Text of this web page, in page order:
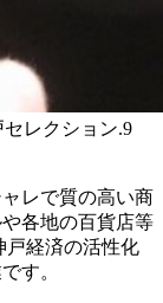
レクション.9
レで質の高い商
各地の百貨店等
戸経済の活性化
す。